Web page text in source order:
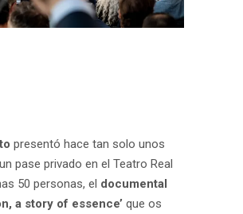
presentó hace tan solo unos
pase privado en el Teatro Real
50 personas, el documental
a story of essence’ que os